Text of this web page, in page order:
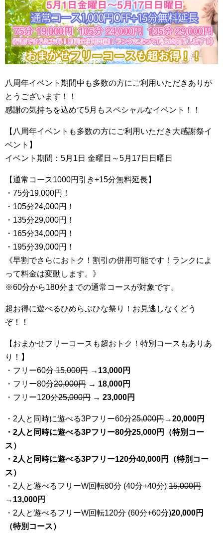
八周年イベント期間中も多数の方にご利用いただきありが
とうございます！！
感謝の気持ちを込めて5月もスペシャルなイベント！！
【八周年イベントも多数の方にご利用いただき大感謝祭イ
ベント】
イベント期間：5月1日 金曜日～5月17日日曜日
【通常コース1000円引き+15分無料延長】
・75分19,000円！
・105分24,000円！
・135分29,000円！
・165分34,000円！
・195分39,000円！
《早割でさらにおトク！割引の併用可能です！ランクによ
って料金は変動します。》
※60分から180分までの通常コースが対象です。
超お得に遊べるひめらぶひな祭り！お見逃しなくどう
ぞ！！
【おまかせフリーコースも超おトク！特別コースもありあ
り！】
・フリー60分15,000円 → 13,000円
・フリー80分20,000円 → 18,000円
・フリー120分25,000円 → 23,000円
・2人と同時に遊べる3Pフリー60分25,000円→20,000円
・2人と同時に遊べる3Pフリー80分25,000円（特別コー
ス）
・2人と同時に遊べる3Pフリー120分40,000円（特別コー
ス）
・2人と遊べるフリーW回転80分 (40分+40分) 15,000円
→ 13,000円
・2人と遊べるフリーW回転120分 (60分+60分)20,000円
（特別コース）